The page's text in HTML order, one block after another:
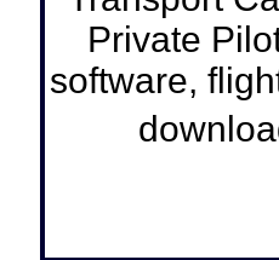
Private
software,